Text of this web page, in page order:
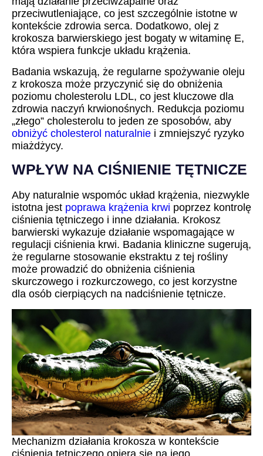
przeciwutleniające, co jest szczególnie istotne w
kontekście zdrowia serca. Dodatkowo, olej z
krokosza barwierskiego jest bogaty w witaminę E,
która wspiera funkcje układu krążenia.
Badania wskazują, że regularne spożywanie oleju
z krokosza może przyczynić się do obniżenia
poziomu cholesterolu LDL, co jest kluczowe dla
zdrowia naczyń krwionośnych. Redukcja poziomu
„złego” cholesterolu to jeden ze sposobów, aby
obniżyć cholesterol naturalnie i zmniejszyć ryzyko
miażdżycy.
WPŁYW NA CIŚNIENIE TĘTNICZE
Aby naturalnie wspomóc układ krążenia, niezwykle
istotna jest poprawa krążenia krwi poprzez kontrolę
ciśnienia tętniczego i inne działania. Krokosz
barwierski wykazuje działanie wspomagające w
regulacji ciśnienia krwi. Badania kliniczne sugerują,
że regularne stosowanie ekstraktu z tej rośliny
może prowadzić do obniżenia ciśnienia
skurczowego i rozkurczowego, co jest korzystne
dla osób cierpiących na nadciśnienie tętnicze.
Mechanizm działania krokosza w kontekście
ciśnienia tętniczego opiera się na jego